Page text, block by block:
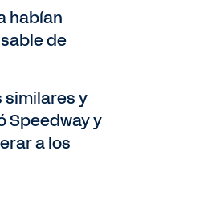
habían
de
similares y
Speedway y
a los